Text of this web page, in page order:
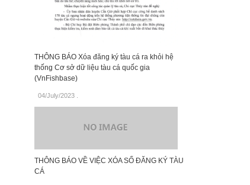
THÔNG BÁO Xóa đăng ký tàu cá ra khỏi hệ
thống Cơ sở dữ liệu tàu cá quốc gia
(VnFishbase)
04/July/2023.
THÔNG BÁO VỀ VIỆC XÓA SỐ ĐĂNG KÝ TÀU
CÁ